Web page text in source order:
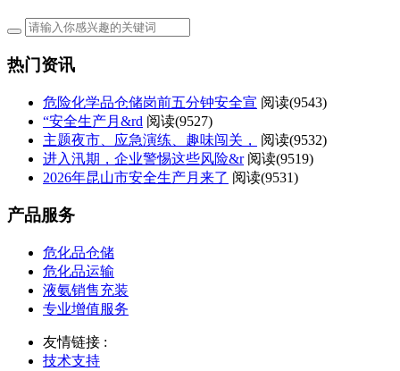
热门资讯
危险化学品仓储岗前五分钟安全宣 阅读(9543)
“安全生产月&rd 阅读(9527)
主题夜市、应急演练、趣味闯关，
阅读(9532)
进入汛期，企业警惕这些风险&r 阅读(9519)
2026年昆山市安全生产月来了 阅读(9531)
产品服务
危化品仓储
危化品运输
液氨销售充装
专业增值服务
友情链接 :
技术支持